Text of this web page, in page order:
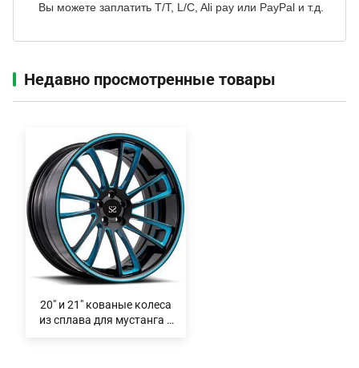
Вы можете заплатить T/T, L/C, Ali pay или PayPal и т.д.
Недавно просмотренные товары‌
20" и 21" кованые колеса
из сплава для мустанга с